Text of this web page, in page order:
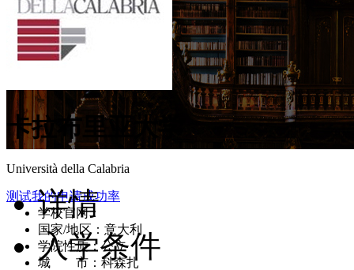
卡拉布里亚大学
Università della Calabria
测试我的申请成功率
学校官网：
国家/地区：意大利
学院性质：公立
城 市：科森扎
详情
入学条件